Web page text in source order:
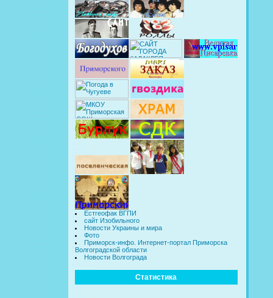
Естгеофак ВГПИ
сайт Изобильного
Новости Украины и мира
Фото
Приморск-инфо. Интернет-портал Приморска
Волгоградской области
Новости Волгограда
Статистика